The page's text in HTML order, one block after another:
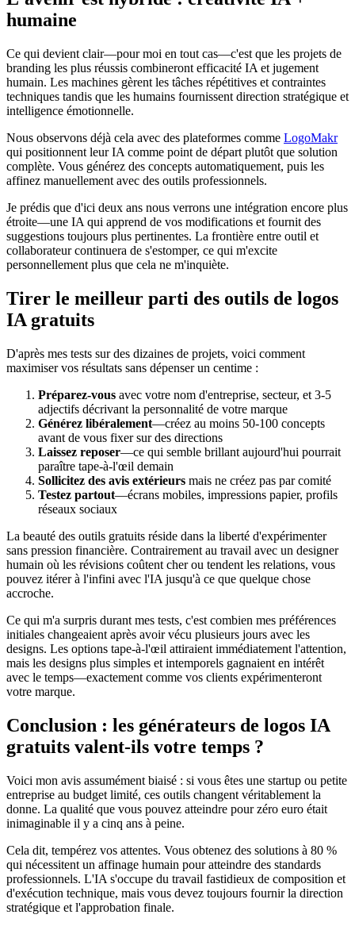
humaine
Ce qui devient clair—pour moi en tout cas—c'est que les projets de
branding les plus réussis combineront efficacité IA et jugement
humain. Les machines gèrent les tâches répétitives et contraintes
techniques tandis que les humains fournissent direction stratégique et
intelligence émotionnelle.
Nous observons déjà cela avec des plateformes comme LogoMakr
qui positionnent leur IA comme point de départ plutôt que solution
complète. Vous générez des concepts automatiquement, puis les
affinez manuellement avec des outils professionnels.
Je prédis que d'ici deux ans nous verrons une intégration encore plus
étroite—une IA qui apprend de vos modifications et fournit des
suggestions toujours plus pertinentes. La frontière entre outil et
collaborateur continuera de s'estomper, ce qui m'excite
personnellement plus que cela ne m'inquiète.
Tirer le meilleur parti des outils de logos
IA gratuits
D'après mes tests sur des dizaines de projets, voici comment
maximiser vos résultats sans dépenser un centime :
Préparez-vous avec votre nom d'entreprise, secteur, et 3-5
adjectifs décrivant la personnalité de votre marque
Générez libéralement—créez au moins 50-100 concepts
avant de vous fixer sur des directions
Laissez reposer—ce qui semble brillant aujourd'hui pourrait
paraître tape-à-l'œil demain
Sollicitez des avis extérieurs mais ne créez pas par comité
Testez partout—écrans mobiles, impressions papier, profils
réseaux sociaux
La beauté des outils gratuits réside dans la liberté d'expérimenter
sans pression financière. Contrairement au travail avec un designer
humain où les révisions coûtent cher ou tendent les relations, vous
pouvez itérer à l'infini avec l'IA jusqu'à ce que quelque chose
accroche.
Ce qui m'a surpris durant mes tests, c'est combien mes préférences
initiales changeaient après avoir vécu plusieurs jours avec les
designs. Les options tape-à-l'œil attiraient immédiatement l'attention,
mais les designs plus simples et intemporels gagnaient en intérêt
avec le temps—exactement comme vos clients expérimenteront
votre marque.
Conclusion : les générateurs de logos IA
gratuits valent-ils votre temps ?
Voici mon avis assumément biaisé : si vous êtes une startup ou petite
entreprise au budget limité, ces outils changent véritablement la
donne. La qualité que vous pouvez atteindre pour zéro euro était
inimaginable il y a cinq ans à peine.
Cela dit, tempérez vos attentes. Vous obtenez des solutions à 80 %
qui nécessitent un affinage humain pour atteindre des standards
professionnels. L'IA s'occupe du travail fastidieux de composition et
d'exécution technique, mais vous devez toujours fournir la direction
stratégique et l'approbation finale.